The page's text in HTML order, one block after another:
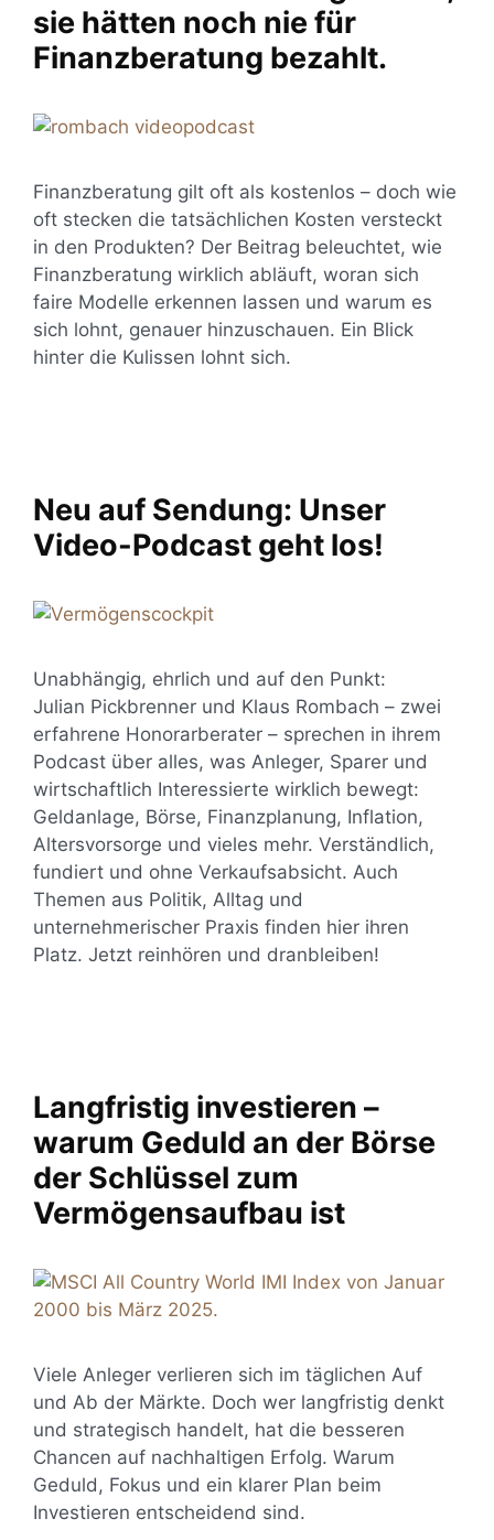
sie hätten noch nie für
Finanzberatung bezahlt.
Finanzberatung gilt oft als kostenlos – doch wie
oft stecken die tatsächlichen Kosten versteckt
in den Produkten? Der Beitrag beleuchtet, wie
Finanzberatung wirklich abläuft, woran sich
faire Modelle erkennen lassen und warum es
sich lohnt, genauer hinzuschauen. Ein Blick
hinter die Kulissen lohnt sich.
Neu auf Sendung: Unser
Video-Podcast geht los!
Unabhängig, ehrlich und auf den Punkt:
Julian Pickbrenner und Klaus Rombach – zwei
erfahrene Honorarberater – sprechen in ihrem
Podcast über alles, was Anleger, Sparer und
wirtschaftlich Interessierte wirklich bewegt:
Geldanlage, Börse, Finanzplanung, Inflation,
Altersvorsorge und vieles mehr. Verständlich,
fundiert und ohne Verkaufsabsicht. Auch
Themen aus Politik, Alltag und
unternehmerischer Praxis finden hier ihren
Platz. Jetzt reinhören und dranbleiben!
Langfristig investieren –
warum Geduld an der Börse
der Schlüssel zum
Vermögensaufbau ist
Viele Anleger verlieren sich im täglichen Auf
und Ab der Märkte. Doch wer langfristig denkt
und strategisch handelt, hat die besseren
Chancen auf nachhaltigen Erfolg. Warum
Geduld, Fokus und ein klarer Plan beim
Investieren entscheidend sind.